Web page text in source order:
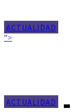
ACTUALIDAD
ACTUALIDAD
">